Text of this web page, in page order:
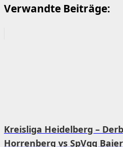
Verwandte Beiträge:
Kreisliga Heidelberg –
Horrenberg vs SpVgg